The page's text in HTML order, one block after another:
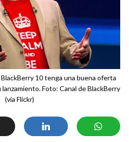
10 tenga una buena oferta
Foto: Canal de BlackBerry
(vía Flickr)